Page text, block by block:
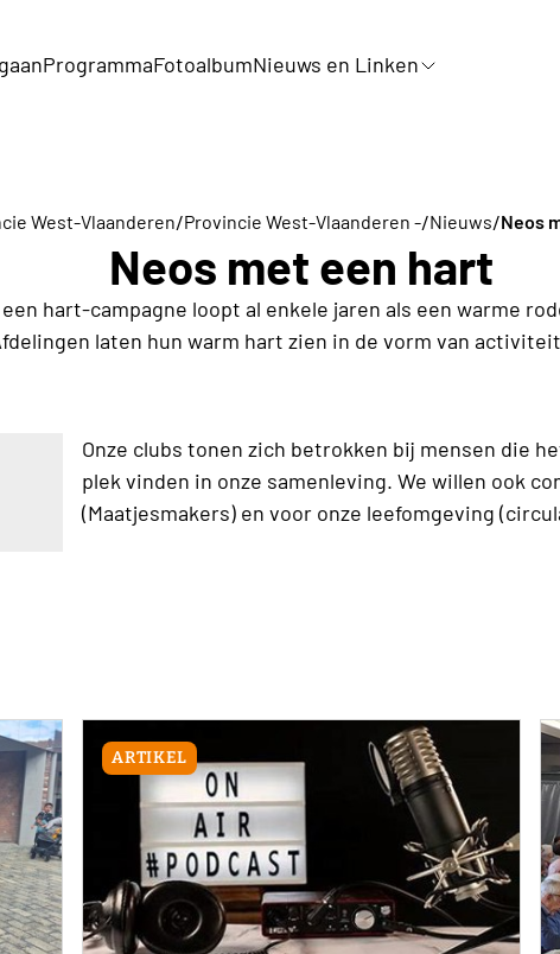
ProgrammaFotoalbumNieuws en Linken
West-Vlaanderen/Provincie West-Vlaanderen -/Nieuws/Neos
Neos met een hart
hart-campagne loopt al enkele jaren als een warme
laten hun warm hart zien in de vorm van
Onze clubs tonen zich betrokken bij mensen die
plek vinden in onze samenleving. We willen ook
(Maatjesmakers) en voor onze leefomgeving
ARTIKEL